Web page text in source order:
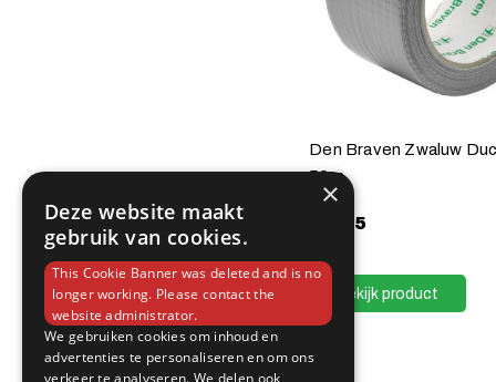
Den Braven Zwaluw
50m
5,75
Bekijk product
×
Deze website maakt
gebruik van cookies.
This Cookie Banner was deleted and is no
longer working. Please contact the
website administrator.
We gebruiken cookies om inhoud en
advertenties te personaliseren en om ons
verkeer te analyseren. We delen ook